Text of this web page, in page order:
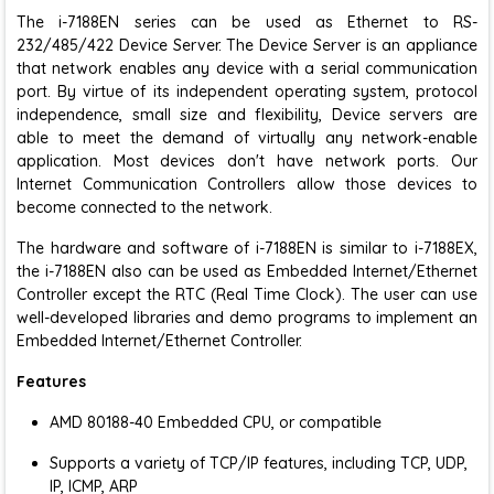
The i-7188EN series can be used as Ethernet to RS-
232/485/422 Device Server. The Device Server is an appliance
that network enables any device with a serial communication
port. By virtue of its independent operating system, protocol
independence, small size and flexibility, Device servers are
able to meet the demand of virtually any network-enable
application. Most devices don't have network ports. Our
Internet Communication Controllers allow those devices to
become connected to the network.
The hardware and software of i-7188EN is similar to i-7188EX,
the i-7188EN also can be used as Embedded Internet/Ethernet
Controller except the RTC (Real Time Clock). The user can use
well-developed libraries and demo programs to implement an
Embedded Internet/Ethernet Controller.
Features
AMD 80188-40 Embedded CPU, or compatible
Supports a variety of TCP/IP features, including TCP, UDP,
IP, ICMP, ARP